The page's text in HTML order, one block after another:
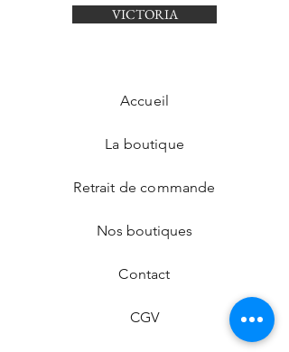
VICTORIA
Accueil
La boutique
Retrait de commande
Nos boutiques
Contact
CGV